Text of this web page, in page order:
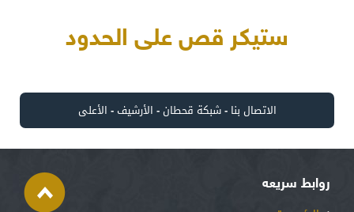
ستيكر قص على الحدود
الاتصال بنا -شبكة قحطان- الأرشيف- الأعلى
روابط سريعه